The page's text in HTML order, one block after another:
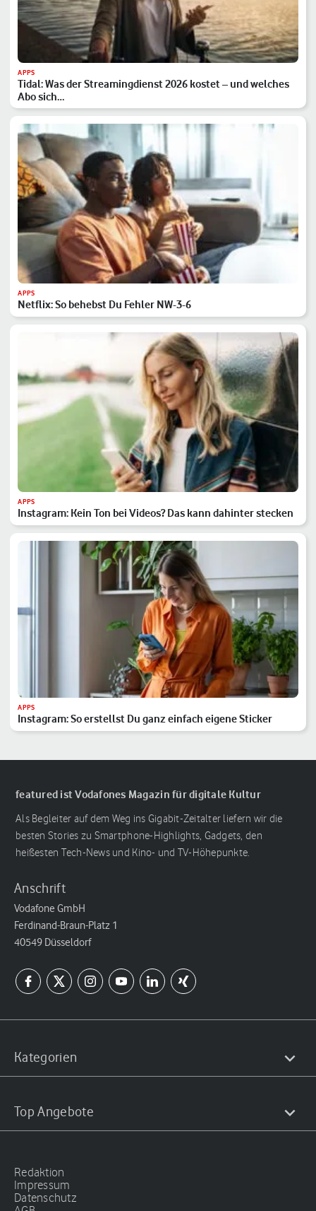
APPS
Tidal: Was der Streamingdienst 2026 kostet – und welches
Abo sich…
APPS
Netflix: So behebst Du Fehler NW-3-6
APPS
Instagram: Kein Ton bei Videos? Das kann dahinter stecken
APPS
Instagram: So erstellst Du ganz einfach eigene Sticker
featured ist Vodafones Magazin für digitale Kultur
Als Begleiter auf dem Weg ins Gigabit-Zeitalter liefern wir die
besten Stories zu Smartphone-Highlights, Gadgets, den
heißesten Tech-News und Kino- und TV-Höhepunkte.
Anschrift
Vodafone GmbH
Ferdinand-Braun-Platz 1
40549 Düsseldorf
Kategorien
Top Angebote
Redaktion
Impressum
Datenschutz